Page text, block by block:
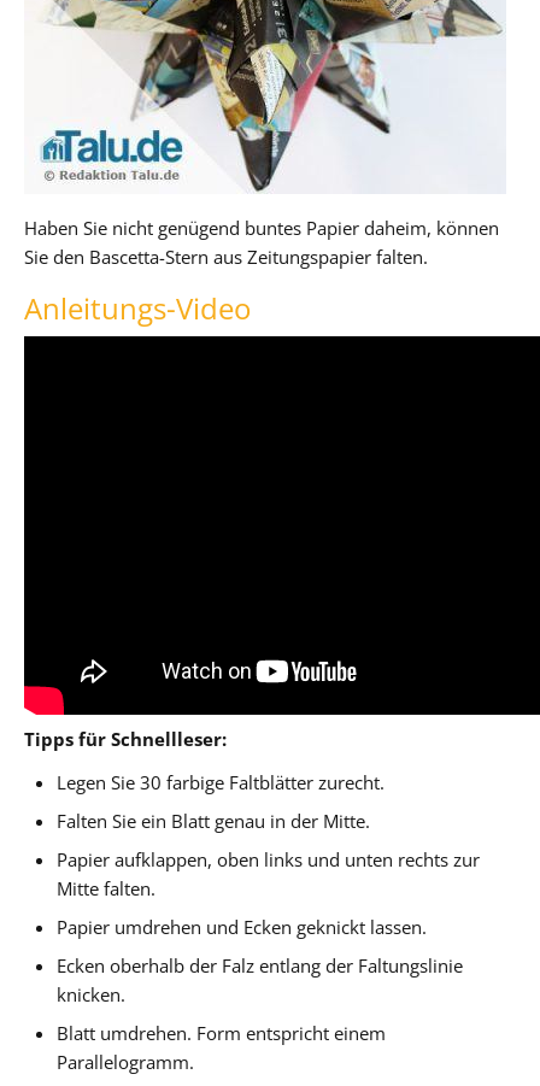
Haben Sie nicht genügend buntes Papier daheim, können
Sie den Bascetta-Stern aus Zeitungspapier falten.
Anleitungs-Video
Tipps für Schnellleser:
Legen Sie 30 farbige Faltblätter zurecht.
Falten Sie ein Blatt genau in der Mitte.
Papier aufklappen, oben links und unten rechts zur
Mitte falten.
Papier umdrehen und Ecken geknickt lassen.
Ecken oberhalb der Falz entlang der Faltungslinie
knicken.
Blatt umdrehen. Form entspricht einem
Parallelogramm.